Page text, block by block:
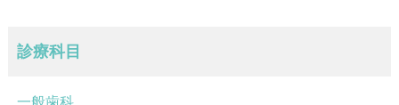
診療科目
一般歯科